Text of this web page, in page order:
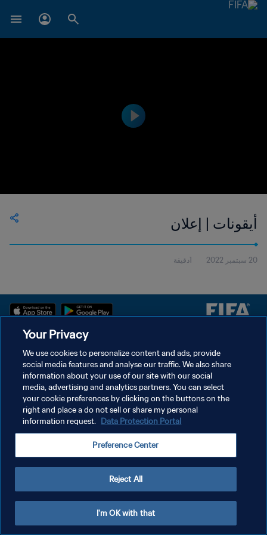
أيقونات | إعلان
20 سبتمبر 2022 1دقيقة
سياسة الخصوصية
إدارة تفضيلات ملفات تعريف الارتباط
حقوق النشر والطبع والتأليف © ١٩٩٤ - ٢٠٢٦ FIFA. جميع الحقوق محفوظة.
Your Privacy
We use cookies to personalize content and ads, provide
social media features and analyse our traffic. We also share
information about your use of our site with our social
media, advertising and analytics partners. You can select
your cookie preferences by clicking on the buttons on the
right and place a do not sell or share my personal
information request. Data Protection Portal
Preference Center
Reject All
I'm OK with that